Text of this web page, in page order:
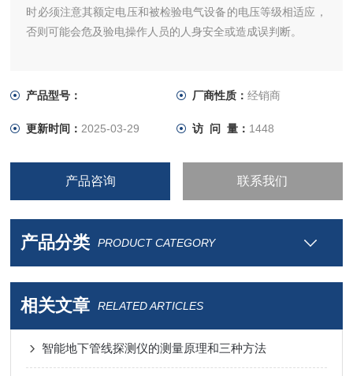
时必须注意其额定电压和被检验电气设备的电压等级相适应，
否则可能会危及验电操作人员的人身安全或造成误判断。
产品型号： 厂商性质： 经销商
更新时间： 2025-03-29 访 问 量： 1448
产品咨询 联系我们
产品分类 PRODUCT CATEGORY
相关文章 RELATED ARTICLES
智能地下管线探测仪的测量原理和三种方法